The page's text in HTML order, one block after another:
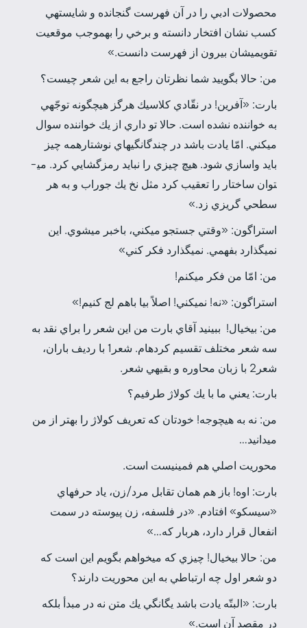
محصولات ادبي را در آن فهرست گنجانده و شايسته­ي
كسب نشان افتخار دانسته و برخي را به­موجب موقعيت
تقويمي­شان بيرون از فهرست دانست.»
من: حالا بگوييد شما نظرتان راجع به اين شعر چيست؟
بارت: «آفرين! در نقّادي كلاسيك هرگز هيچ­گونه توجّهي
به خواننده نشده است. حالا تو داري از يك خواننده سوال
مي­كني. امّا يادت باشد در چندگانگي­هاي نوشتارهمه چيز
بايد واسازي شود. هيچ چيزي را نبايد رمزگشايي كرد. مي­
توان ساختار را تعقيب كرد مثل نخ يك جوراب و به هر
سطحي گريزي زد.»
استراگون: «وقتي جستجو مي­كني، باخبر مي­شوي. اين
نمي­گذارد بفهمي. نمي­گذارد فكر كني»
من: امّا من فكر مي­كنم!
استراگون: «نه! نمي­كني! اصلاً بيا با­هم لج كنيم!»
من: بي­خيال! ببينيد آقاي بارت من اين شعر را براي نقد به
سه شعر مختلف تقسيم كرده­ام. شعر1 با رديف باران،
شعر2 با زبان محاوره و بقيه­ي شعر.
بارت: يعني ما با يك كولاژ طرفيم؟
من: نه به هيچ­وجه! خودتان كه تعريف كولاژ را بهتر از من
مي­دانيد…
محوريت اصلي هم فمينيست است.
بارت: اوه! باز هم همان تقابل مرد/زن، ياد حرف­هاي
«سيسكو» افتادم. «در فلسفه، زن پيوسته در سمت
انفعال قرار دارد، هربار كه…»
من: حالا بي­خيال! چيزي كه مي­خواهم بگويم اين است كه
دو شعر اول چه ارتباطي به اين محوريت دارند؟
بارت: «البتّه يادت باشد يگانگي يك متن نه در مبدأ بلكه
در مقصد آن است.»